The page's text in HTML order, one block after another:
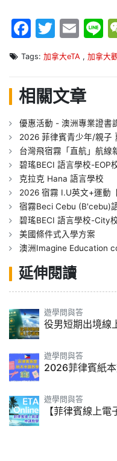
Tags:加拿大eTA ,加拿大
相關文章
優惠活動 - 澳洲專業證書
2026 菲律賓青少年/親子
台灣飛宿霧「直航」航線
碧瑤BECI 語言學校-EOP
克拉克 Hana 語言學校
2026 宿霧 I.U英文+運動【
宿霧Beci Cebu (B'cebu)
碧瑤BECI 語言學校-City
美國條件式入學方案
澳洲Imagine Education
延伸閱讀
遊學問與答
役男短期出境線
遊學問與答
2026菲律賓紙
遊學問與答
【菲律賓線上